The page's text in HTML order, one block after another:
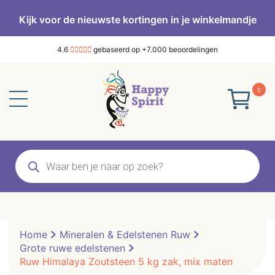
Kijk voor de nieuwste kortingen in je winkelmandje
4.6 gebaseerd op +7.000 beoordelingen
0
Producten
zoeken
Home
Mineralen & Edelstenen Ruw
Grote ruwe edelstenen
Ruw Himalaya Zoutsteen 5 kg zak, mix maten